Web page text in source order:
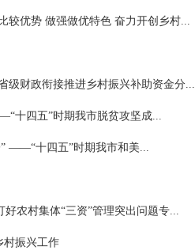
较优势 做强做优特色 奋力开创乡村...
级财政衔接推进乡村振兴补助资金分...
十四五”时期我市脱贫攻坚成...
” ——“十四五”时期我市和美...
农村集体“三资”管理突出问题专...
村振兴工作